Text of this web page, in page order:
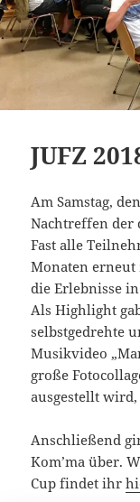
JUFZ
Am Samstag,
Nachtreffen der
Fast alle
Monaten
die Erlebnisse
Als Highlight
selbstgedrehte
Musikvideo
große
ausgestellt
Anschließend
Kom’ma über.
Cup findet ihr